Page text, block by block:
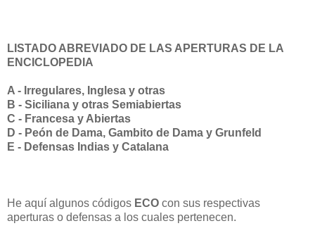
LISTADO ABREVIADO DE LAS APERTURAS DE LA
ENCICLOPEDIA
A - Irregulares, Inglesa y otras
B - Siciliana y otras Semiabiertas
C - Francesa y Abiertas
D - Peón de Dama, Gambito de Dama y Grunfeld
E - Defensas Indias y Catalana
He aquí algunos códigos ECO con sus respectivas
aperturas o defensas a los cuales pertenecen.